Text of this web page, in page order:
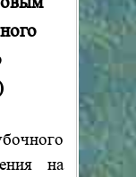
на